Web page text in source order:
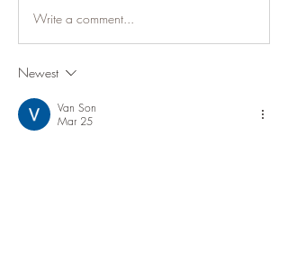
Write a comment...
Newest
Van Son
Mar 25